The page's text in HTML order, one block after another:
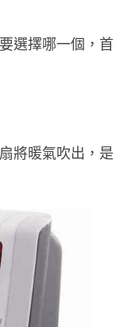
選擇哪一個，首
將暖氣吹出，是